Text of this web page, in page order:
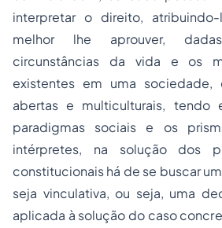
interpretar o direito,
melhor lhe aprouver,
circunstâncias da vida e os
existentes em uma sociedade,
abertas e multiculturais, tendo
paradigmas sociais e os
intérpretes, na solução dos
constitucionais há de se buscar
seja vinculativa, ou seja, uma
aplicada à solução do caso